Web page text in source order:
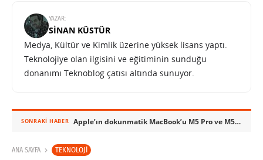
YAZAR:
SINAN KÜSTÜR
Medya, Kültür ve Kimlik üzerine yüksek lisans yaptı.
Teknolojiye olan ilgisini ve eğitiminin sunduğu
donanımı Teknoblog çatısı altında sunuyor.
SONRAKI HABER Apple’ın dokunmatik MacBook’u M5 Pro ve M5 Max ile gelebilir
ANA SAYFA TEKNOLOJI